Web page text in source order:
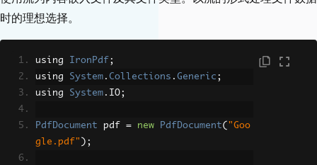
{
EmbedFileName
=
"supportSystem.xm
l",
AFDesc
= "Internal system",
ConformanceLevel
SchemaNamespace
= SchemaNamespace.
Zugferd1 ,
时的理想选择。
using IronPdf ;
using System . Collections . Generic ;
using System . IO;
PdfDocument pdf = new PdfDocument( "Goo
gle.pdf" );